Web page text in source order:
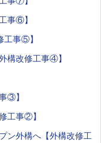
事⑥】
工事⑤】
構改修工事④】
③】
工事②】
ン外構へ【外構改修工